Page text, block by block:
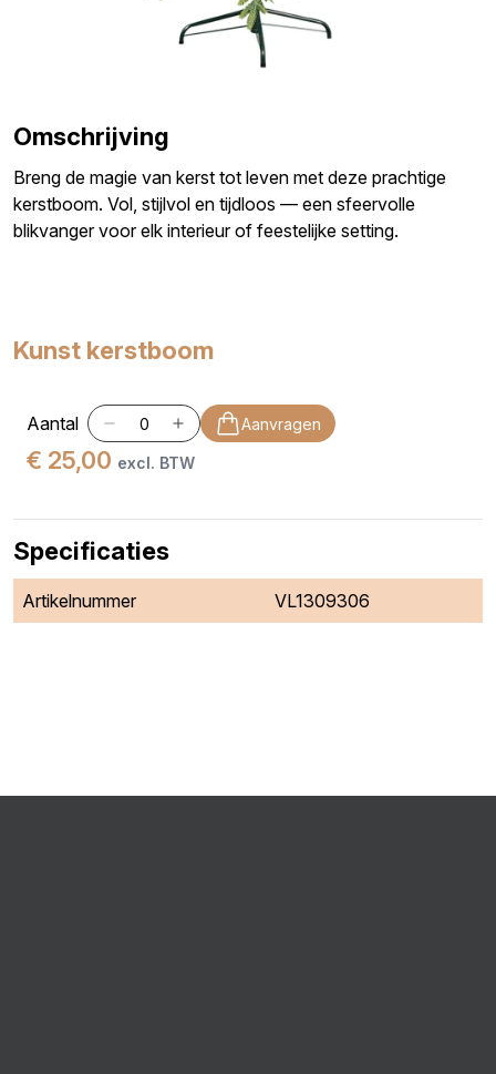
Omschrijving
Breng de magie van kerst tot leven met deze prachtige
kerstboom. Vol, stijlvol en tijdloos — een sfeervolle
blikvanger voor elk interieur of feestelijke setting.
Kunst kerstboom
Aantal Aanvragen
€ 25,00 excl. BTW
Specificaties
Artikelnummer VL1309306